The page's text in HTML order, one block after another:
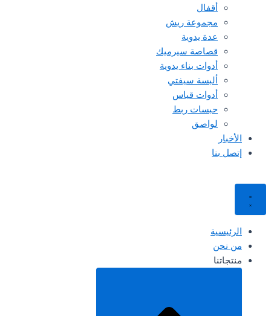
أقفال
مجموعة ريش
عدة يدوية
قصاصة سيرميك
أدوات بناء يدوية
ألبسة سيفتي
أدوات قياس
حبسات ربط
لواصق
الأخبار
إتصل بنا
الرئيسية
من نحن
منتجاتنا